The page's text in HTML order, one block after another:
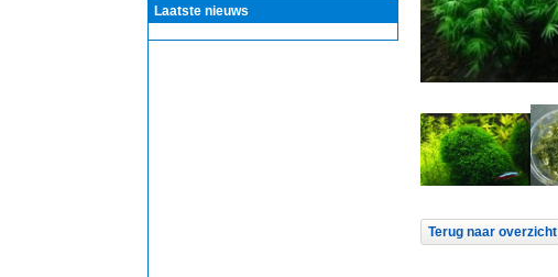
Laatste nieuws
Terug naar overzicht